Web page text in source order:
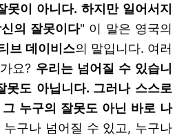
못이 아니다. 하지만 일어서지
의 잘못이다" 이 말은 영국의
브 데이비스의 말입니다. 여러
요? 우리는 넘어질 수 있습니
못도 아닙니다. 그러나 스스로
누구의 잘못도 아닌 바로 나
누구나 넘어질 수 있고, 누구나